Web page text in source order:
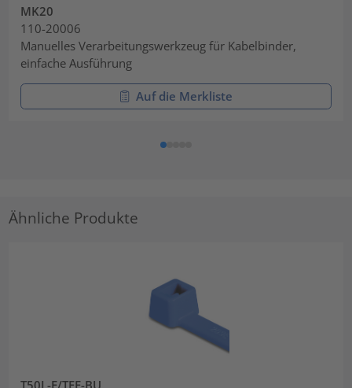
MK20
110-20006
Manuelles Verarbeitungswerkzeug für Kabelbinder,
einfache Ausführung
Auf die Merkliste
Ähnliche Produkte